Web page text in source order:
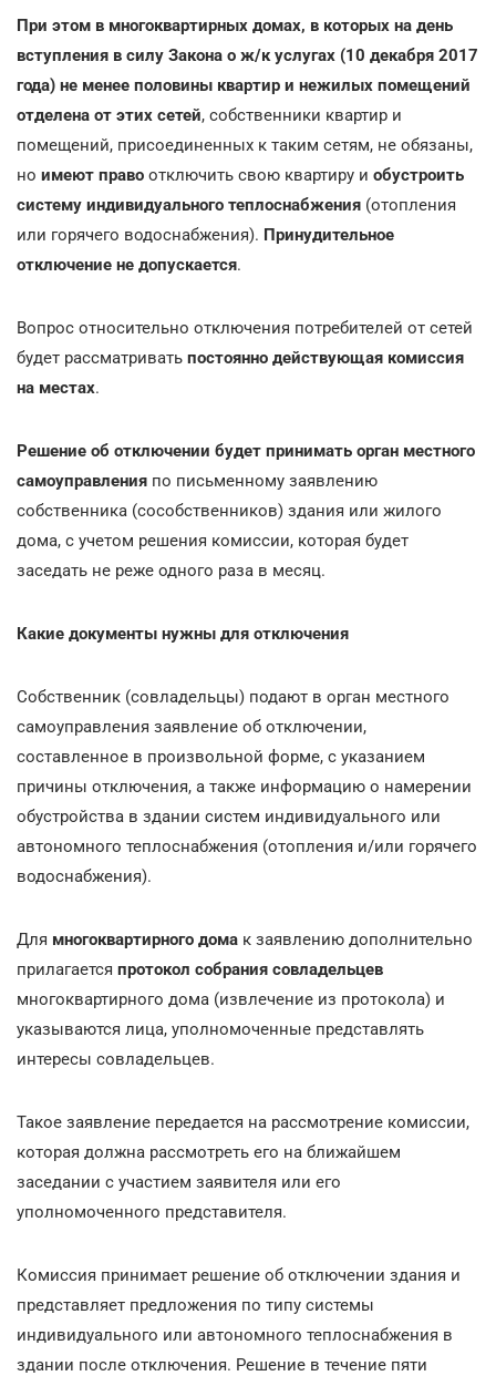
При этом в многоквартирных домах, в которых на день
вступления в силу Закона о ж/к услугах (10 декабря 2017
года) не менее половины квартир и нежилых помещений
отделена от этих сетей, собственники квартир и
помещений, присоединенных к таким сетям, не обязаны,
но имеют право отключить свою квартиру и обустроить
систему индивидуального теплоснабжения (отопления
или горячего водоснабжения). Принудительное
отключение не допускается.
Вопрос относительно отключения потребителей от сетей
будет рассматривать постоянно действующая комиссия
на местах.
Решение об отключении будет принимать орган местного
самоуправления по письменному заявлению
собственника (сособственников) здания или жилого
дома, с учетом решения комиссии, которая будет
заседать не реже одного раза в месяц.
Какие документы нужны для отключения
Собственник (совладельцы) подают в орган местного
самоуправления заявление об отключении,
составленное в произвольной форме, с указанием
причины отключения, а также информацию о намерении
обустройства в здании систем индивидуального или
автономного теплоснабжения (отопления и/или горячего
водоснабжения).
Для многоквартирного дома к заявлению дополнительно
прилагается протокол собрания совладельцев
многоквартирного дома (извлечение из протокола) и
указываются лица, уполномоченные представлять
интересы совладельцев.
Такое заявление передается на рассмотрение комиссии,
которая должна рассмотреть его на ближайшем
заседании с участием заявителя или его
уполномоченного представителя.
Комиссия принимает решение об отключении здания и
представляет предложения по типу системы
индивидуального или автономного теплоснабжения в
здании после отключения. Решение в течение пяти